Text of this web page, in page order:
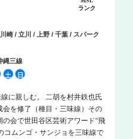
ランク
崎 / 立川 / 上野 / 千葉 / スパーク
縄三線
土 日
に親しむ。 二胡を村井鉄也氏
を修了（種目・三味線）その
の会で世田谷区芸術アワード“飛
コムンゴ・サンジョを三味線で